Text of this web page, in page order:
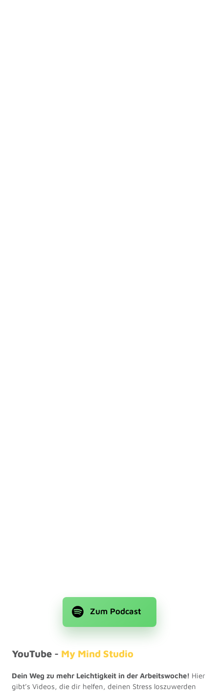
Zum Podcast
YouTube - My Mind Studio
Dein Weg zu mehr Leichtigkeit in der Arbeitswoche! Hier
gibt’s Videos, die dir helfen, deinen Stress loszuwerden